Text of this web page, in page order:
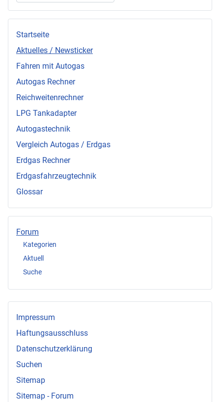
Startseite
Aktuelles / Newsticker
Fahren mit Autogas
Autogas Rechner
Reichweitenrechner
LPG Tankadapter
Autogastechnik
Vergleich Autogas / Erdgas
Erdgas Rechner
Erdgasfahrzeugtechnik
Glossar
Forum
Kategorien
Aktuell
Suche
Impressum
Haftungsausschluss
Datenschutzerklärung
Suchen
Sitemap
Sitemap - Forum